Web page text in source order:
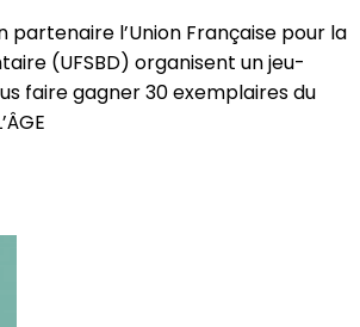
partenaire l’Union Française pour la
(UFSBD) organisent un jeu-
faire gagner 30 exemplaires du